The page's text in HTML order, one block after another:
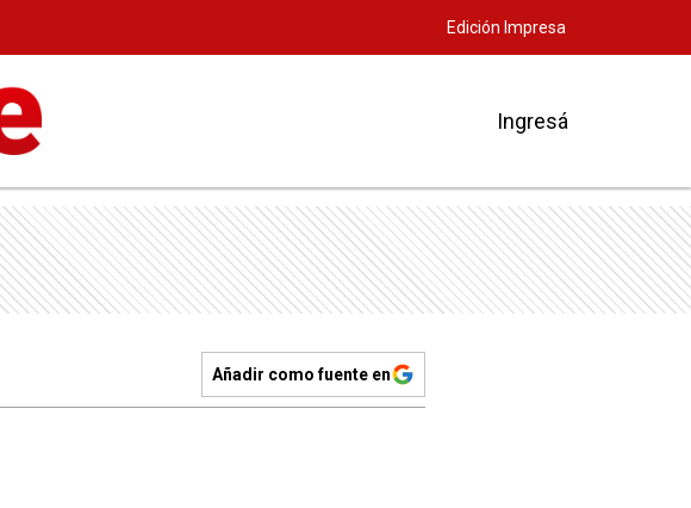
Edición Impresa
Ingresá
Añadir como fuente en